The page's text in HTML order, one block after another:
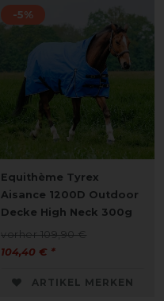
-5%
Equithème Tyrex
Aisance 1200D Outdoor
Decke High Neck 300g
vorher 109,90 €
104,40 € *
ARTIKEL MERKEN